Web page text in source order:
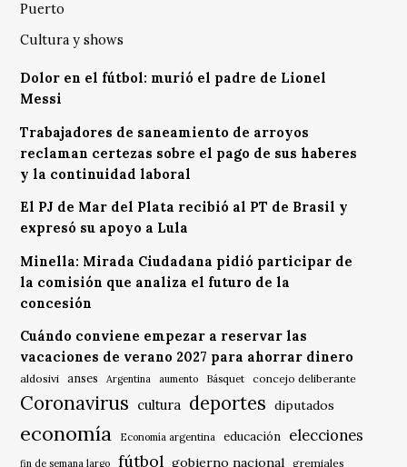
Puerto
Cultura y shows
Dolor en el fútbol: murió el padre de Lionel
Messi
Trabajadores de saneamiento de arroyos
reclaman certezas sobre el pago de sus haberes
y la continuidad laboral
El PJ de Mar del Plata recibió al PT de Brasil y
expresó su apoyo a Lula
Minella: Mirada Ciudadana pidió participar de
la comisión que analiza el futuro de la
concesión
Cuándo conviene empezar a reservar las
vacaciones de verano 2027 para ahorrar dinero
aldosivi anses Argentina aumento Básquet concejo deliberante
Coronavirus cultura deportes diputados
economía Economía argentina educación elecciones
fin de semana largo fútbol gobierno nacional gremiales